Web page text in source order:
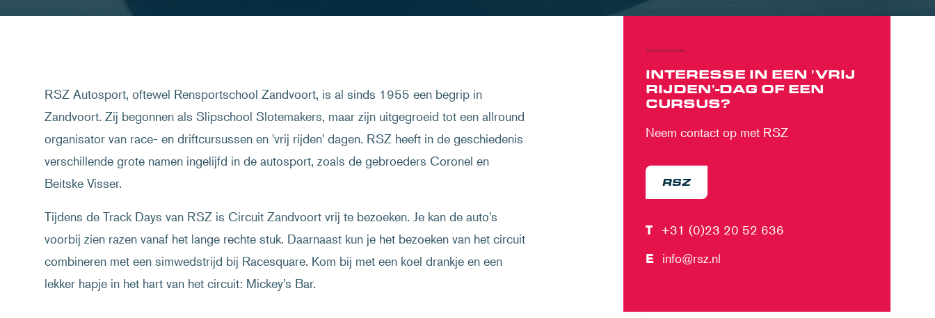
RSZ Autosport, oftewel Rensportschool Zandvoort, is al sinds 1955 een begrip in
Zandvoort. Zij begonnen als Slipschool Slotemakers, maar zijn uitgegroeid tot een allround
organisator van race- en driftcursussen en 'vrij rijden' dagen. RSZ heeft in de geschiedenis
verschillende grote namen ingelijfd in de autosport, zoals de gebroeders Coronel en
Beitske Visser.
Tijdens de Track Days van RSZ is Circuit Zandvoort vrij te bezoeken. Je kan de auto's
voorbij zien razen vanaf het lange rechte stuk. Daarnaast kun je het bezoeken van het circuit
combineren met een simwedstrijd bij Racesquare. Kom bij met een koel drankje en een
lekker hapje in het hart van het circuit: Mickey’s Bar.
INTERESSE IN EEN 'VRIJ
RIJDEN'-DAG OF EEN
CURSUS?
Neem contact op met RSZ
RSZ
T +31 (0)23 20 52 636
E info@rsz.nl